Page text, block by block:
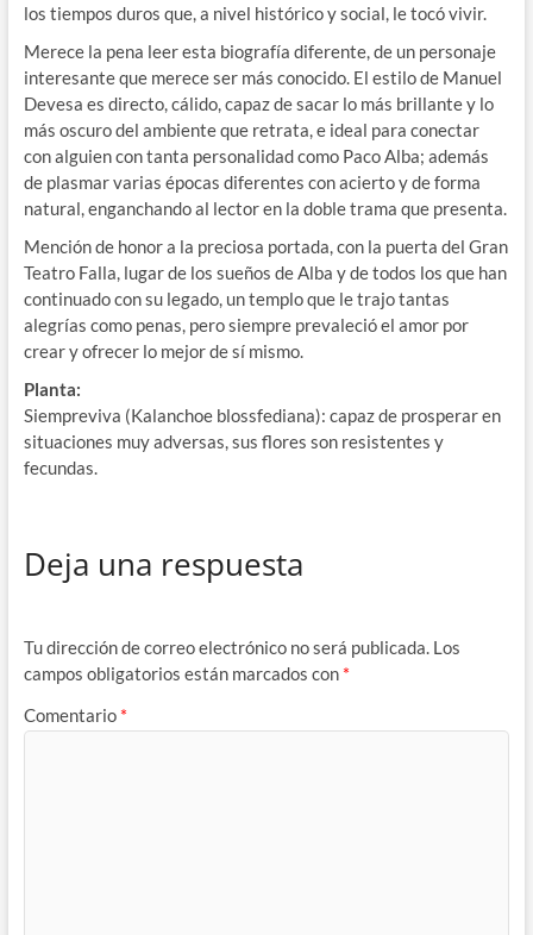
los tiempos duros que, a nivel histórico y social, le tocó vivir.
Merece la pena leer esta biografía diferente, de un personaje
interesante que merece ser más conocido. El estilo de Manuel
Devesa es directo, cálido, capaz de sacar lo más brillante y lo
más oscuro del ambiente que retrata, e ideal para conectar
con alguien con tanta personalidad como Paco Alba; además
de plasmar varias épocas diferentes con acierto y de forma
natural, enganchando al lector en la doble trama que presenta.
Mención de honor a la preciosa portada, con la puerta del Gran
Teatro Falla, lugar de los sueños de Alba y de todos los que han
continuado con su legado, un templo que le trajo tantas
alegrías como penas, pero siempre prevaleció el amor por
crear y ofrecer lo mejor de sí mismo.
Planta:
Siempreviva (Kalanchoe blossfediana): capaz de prosperar en
situaciones muy adversas, sus flores son resistentes y
fecundas.
Deja una respuesta
Tu dirección de correo electrónico no será publicada. Los
campos obligatorios están marcados con *
Comentario *